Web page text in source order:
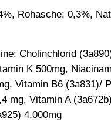
Rohasche: 0,3%,
Cholinchlorid
K 500mg,
Vitamin B6 (3a831)/
mg, Vitamin A
4.000mg